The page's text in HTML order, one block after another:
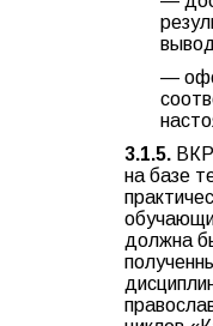
—
3.1.5.
на базе
должна